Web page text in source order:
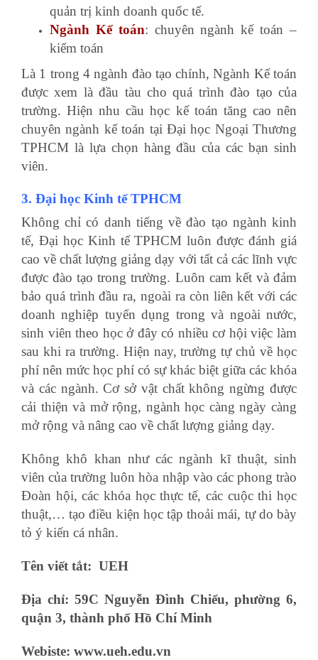
quản trị kinh doanh quốc tế.
Ngành Kế toán: chuyên ngành kế toán –
kiểm toán
Là 1 trong 4 ngành đào tạo chính, Ngành Kế toán
được xem là đầu tàu cho quá trình đào tạo của
trường. Hiện nhu cầu học kế toán tăng cao nên
chuyên ngành kế toán tại Đại học Ngoại Thương
TPHCM là lựa chọn hàng đầu của các bạn sinh
viên.
3. Đại học Kinh tế TPHCM
Không chỉ có danh tiếng về đào tạo ngành kinh
tế, Đại học Kinh tế TPHCM luôn được đánh giá
cao về chất lượng giảng dạy với tất cả các lĩnh vực
được đào tạo trong trường. Luôn cam kết và đảm
bảo quá trình đầu ra, ngoài ra còn liên kết với các
doanh nghiệp tuyển dụng trong và ngoài nước,
sinh viên theo học ở đây có nhiều cơ hội việc làm
sau khi ra trường. Hiện nay, trường tự chủ về học
phí nên mức học phí có sự khác biệt giữa các khóa
và các ngành. Cơ sở vật chất không ngừng được
cải thiện và mở rộng, ngành học càng ngày càng
mở rộng và nâng cao về chất lượng giảng dạy.
Không khô khan như các ngành kĩ thuật, sinh
viên của trường luôn hòa nhập vào các phong trào
Đoàn hội, các khóa học thực tế, các cuộc thi học
thuật,… tạo điều kiện học tập thoải mái, tự do bày
tỏ ý kiến cá nhân.
Tên viết tắt: UEH
Địa chỉ: 59C Nguyễn Đình Chiểu, phường 6,
quận 3, thành phố Hồ Chí Minh
Webiste: www.ueh.edu.vn